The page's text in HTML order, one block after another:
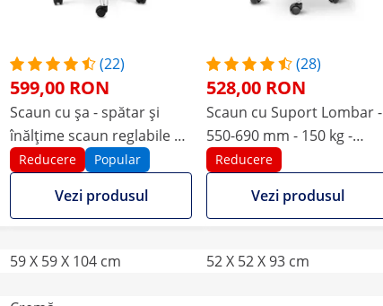
(22)
599,00 RON
Scaun cu șa - spătar și
înălțime scaun reglabile pe
înălțime - 51 - 65 cm - 150
kg - Cream, Silver
Reducere Popular
Vezi produsul
(28)
528,00 RON
Scaun cu Suport Lombar -
550-690 mm - 150 kg -
White
Reducere
Vezi produsul
59 X 59 X 104 cm 52 X 52 X 93 cm